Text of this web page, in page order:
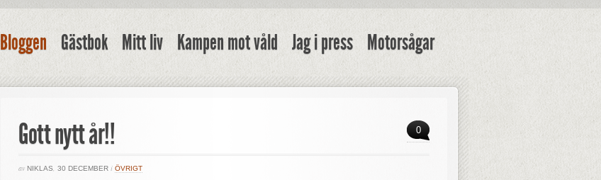
Bloggen Gästbok Mitt liv Kampen mot våld Jag i press Motorsågar
0
Gott nytt år!!
av NIKLAS, 30 DECEMBER i ÖVRIGT